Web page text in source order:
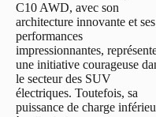
C10 AWD, avec son
architecture innovante et ses
performances
impressionnantes,
une initiative courageuse
le secteur des SUV
électriques. Toutefois, sa
puissance de charge